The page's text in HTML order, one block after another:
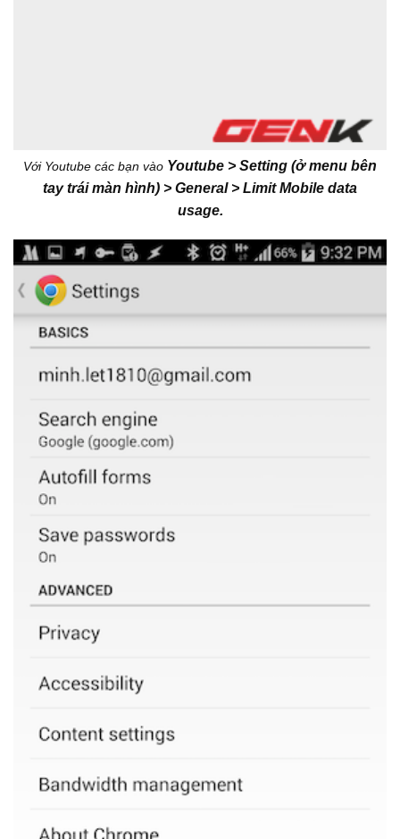
Với Youtube các bạn vào Youtube > Setting (ở menu bên
tay trái màn hình) > General > Limit Mobile data
usage.